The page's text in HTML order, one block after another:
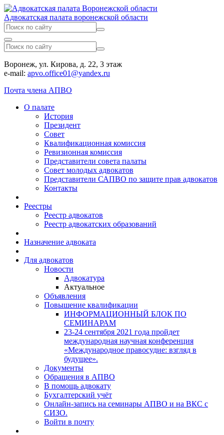
Адвокатская палата воронежской области
Воронеж, ул. Кирова, д. 22, 3 этаж
e-mail: apvo.office01@yandex.ru
Почта члена АПВО
О палате
История
Президент
Совет
Квалификационная комиссия
Ревизионная комиссия
Представители совета палаты
Совет молодых адвокатов
Представители САПВО по защите прав адвокатов
Контакты
Реестры
Реестр адвокатов
Реестр адвокатских образований
Назначение адвоката
Для адвокатов
Новости
Адвокатура
Актуальное
Объявления
Повышение квалификации
ИНФОРМАЦИОННЫЙ БЛОК ПО
СЕМИНАРАМ
23-24 сентября 2021 года пройдет
международная научная конференция
«Международное правосудие: взгляд в
будущее».
Документы
Обращения в АПВО
В помощь адвокату
Бухгалтерский учёт
Онлайн-запись на семинары АПВО и на ВКС с
СИЗО.
Войти в почту